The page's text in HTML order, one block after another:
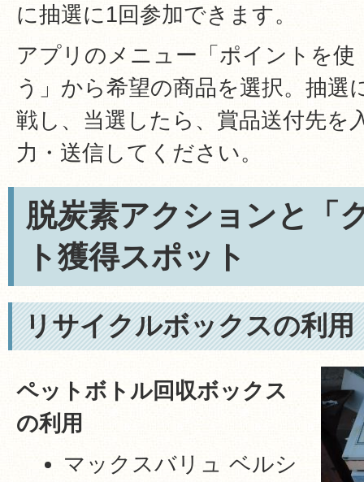
に抽選に1回参加できます。
アプリのメニュー「ポイントを使
う」から希望の商品を選択。抽選
戦し、当選したら、賞品送付先を
力・送信してください。
脱炭素アクションと「
ト獲得スポット
リサイクルボックスの利用
ペットボトル回収ボックス
の利用
マックスバリュ ベルシ